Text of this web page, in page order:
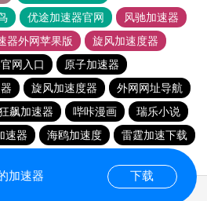
优途加速器官网
风驰加速器
器外网苹果版
旋风加速度器
网入口
原子加速器
旋风加速度器
外网网址导航
飙加速器 哔咔漫画
瑞乐小说
速器 海鸥加速度
雷霆加速下载
加速器 下载